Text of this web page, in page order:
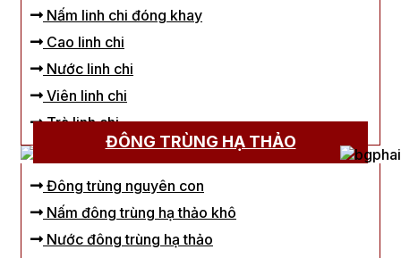
Nấm linh chi đóng khay
Cao linh chi
Nước linh chi
Viên linh chi
Trà linh chi
ĐÔNG TRÙNG HẠ THẢO
Đông trùng nguyên con
Nấm đông trùng hạ thảo khô
Nước đông trùng hạ thảo